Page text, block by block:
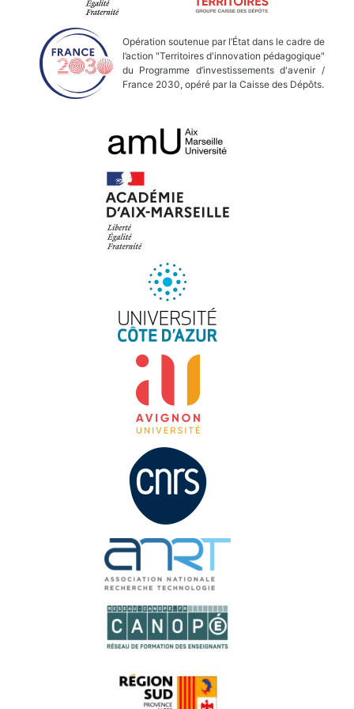
Opération soutenue par l’État dans le cadre de
l’action "Territoires d'innovation pédagogique"
du Programme d’investissements d'avenir /
France 2030, opéré par la Caisse des Dépôts.